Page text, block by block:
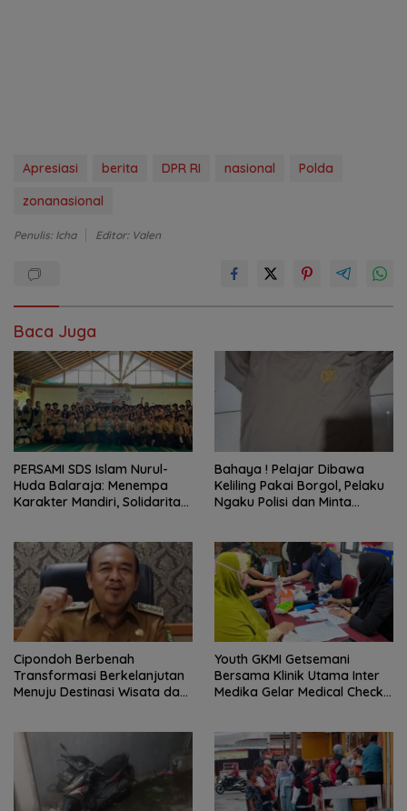
Apresiasi berita DPR RI nasional
Polda
zonanasional
Penulis: Icha Editor: Valen
Baca Juga
PERSAMI SDS Islam Nurul-
Huda Balaraja: Menempa
Karakter Mandiri, Solidaritas,
Bahaya ! Pelajar Dibawa
Keliling Pakai Borgol, Pelaku
Ngaku Polisi dan Minta
Cipondoh Berbenah
Transformasi Berkelanjutan
Menuju Destinasi Wisata dan
Youth GKMI Getsemani
Bersama Klinik Utama Inter
Medika Gelar Medical Check